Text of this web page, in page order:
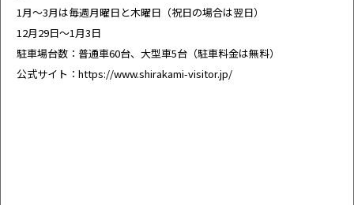
1月～3月は毎週月曜日と木曜日（祝日の場合は翌日）
12月29日～1月3日
駐車場台数：普通車60台、大型車5台（駐車料金は無料）
公式サイト： https://www.shirakami-visitor.jp/